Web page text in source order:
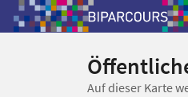
Auf dieser Karte